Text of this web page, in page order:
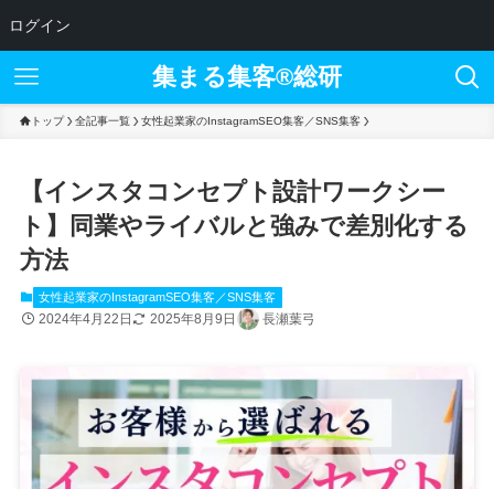
ログイン
集まる集客®︎総研
トップ 全記事一覧 女性起業家のInstagramSEO集客／SNS集客
【インスタコンセプト設計ワークシー
ト】同業やライバルと強みで差別化する
方法
女性起業家のInstagramSEO集客／SNS集客
2024年4月22日 2025年8月9日 長瀬葉弓